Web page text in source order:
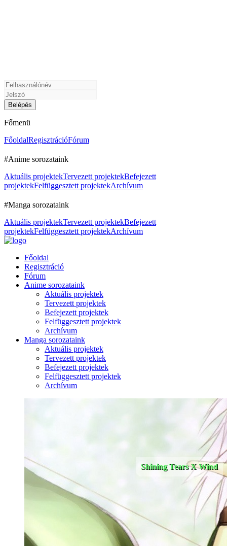
Főmenü
FőoldalRegisztrációFórum
#Anime sorozataink
Aktuális projektekTervezett projektekBefejezett
projektekFelfüggesztett projektekArchívum
#Manga sorozataink
Aktuális projektekTervezett projektekBefejezett
projektekFelfüggesztett projektekArchívum
Főoldal
Regisztráció
Fórum
Anime sorozataink
Aktuális projektek
Tervezett projektek
Befejezett projektek
Felfüggesztett projektek
Archívum
Manga sorozataink
Aktuális projektek
Tervezett projektek
Befejezett projektek
Felfüggesztett projektek
Archívum
Shining Tears X Wind